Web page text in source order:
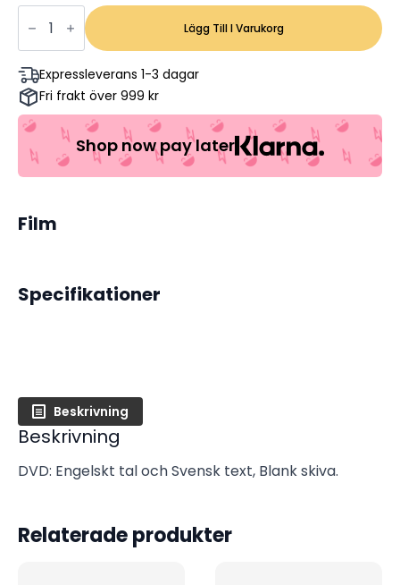
En
Underbar
-
Michelle
Pfeffer,
George
Clooney,
Mae
Whitman
(Begagnad)
mängd
Lägg Till I Varukorg
Expressleverans 1-3 dagar
Fri frakt över 999 kr
Shop now pay later
Film
Specifikationer
Beskrivning
Beskrivning
DVD: Engelskt tal och Svensk text, Blank skiva.
Relaterade produkter